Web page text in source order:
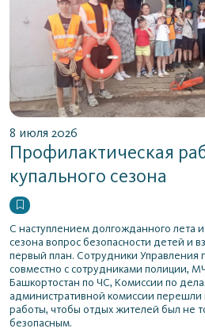
8 июля 2026
Профилактическая
купального сезона
С наступлением долгожданного лета
сезона вопрос безопасности детей и
первый план. Сотрудники Управления
совместно с сотрудниками полиции,
Башкортостан по ЧС, Комиссии по
административной комиссии
работы, чтобы отдых жителей был не
безопасным.